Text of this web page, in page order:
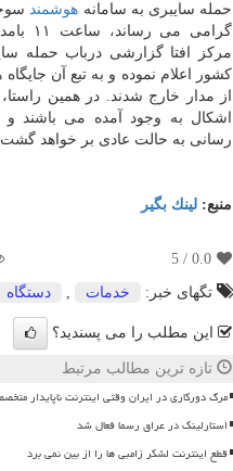
حمله سایبری به سامانه هوشمند
مرکز افتا گزارشی درباب حمله
کشور اعلام نموده و به تبع آن جایگاه
از مدار خارج شدند. در همین
اشکال به وجود آمده می باشند
رسانی به حالت عادی بر خواهد
منبع: لینك بگیر
0.0
/ 5
تگهای خبر:
خدمات دستگاه
این مطلب را می پسندید؟
تازه ترین مطالب مرتبط
مرگ دورکاری در ایران وقتی اینترنت ناپایدار
استارلینک در عراق رسما فعال شد
قطع اینترنت لشکر زامبی ها را از بین نمی برد